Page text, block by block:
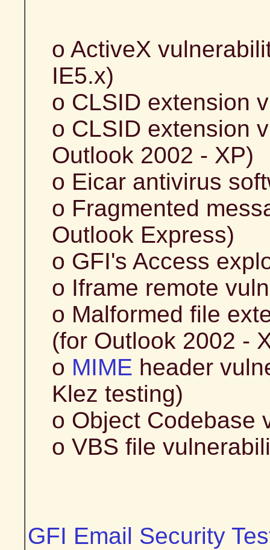
o ActiveX
IE5.x)
o CLSID extension
o CLSID extension
Outlook 2002 - XP)
o Eicar antivirus
o Fragmented
Outlook Express)
o GFI's Access
o Iframe remote
o Malformed file
(for Outlook 2002 -
o MIME header
Klez testing)
o Object Codebase
o VBS file
GFI Email Security